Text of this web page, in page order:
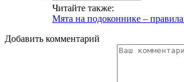
Читайте также:
Мята на подоконнике –
Добавить комментарий